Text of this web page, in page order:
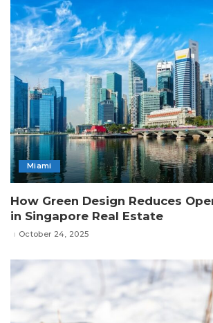
Miami
How Green Design Reduces
in Singapore Real Estate
October 24, 2025